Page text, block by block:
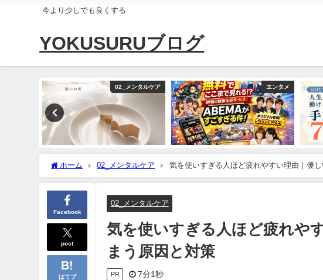
今より少しでも良くする
YOKUSURUブログ
02_メンタルケア エンタメ
ホーム 02_メンタルケア 気を使いすぎる人ほど疲れやすい理由｜優
Facebook
post
はてブ
02_メンタルケア
気を使いすぎる人ほど疲れや
まう原因と対策
PR 7分1秒